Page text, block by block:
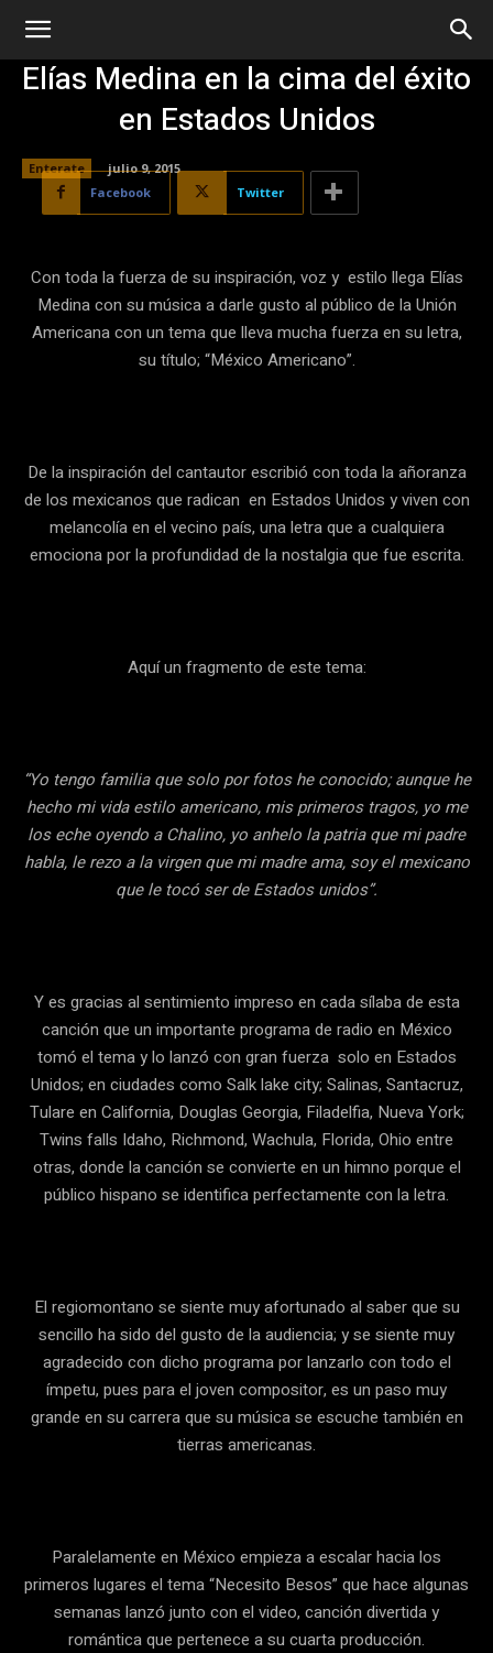
Elías Medina en la cima del éxito
en Estados Unidos
Enterate
julio 9, 2015
Facebook
Twitter
Con toda la fuerza de su inspiración, voz y estilo llega Elías
Medina con su música a darle gusto al público de la Unión
Americana con un tema que lleva mucha fuerza en su letra,
su título; “México Americano”.
De la inspiración del cantautor escribió con toda la añoranza
de los mexicanos que radican en Estados Unidos y viven con
melancolía en el vecino país, una letra que a cualquiera
emociona por la profundidad de la nostalgia que fue escrita.
Aquí un fragmento de este tema:
“Yo tengo familia que solo por fotos he conocido; aunque he
hecho mi vida estilo americano, mis primeros tragos, yo me
los eche oyendo a Chalino, yo anhelo la patria que mi padre
habla, le rezo a la virgen que mi madre ama, soy el mexicano
que le tocó ser de Estados unidos”.
Y es gracias al sentimiento impreso en cada sílaba de esta
canción que un importante programa de radio en México
tomó el tema y lo lanzó con gran fuerza solo en Estados
Unidos; en ciudades como Salk lake city; Salinas, Santacruz,
Tulare en California, Douglas Georgia, Filadelfia, Nueva York;
Twins falls Idaho, Richmond, Wachula, Florida, Ohio entre
otras, donde la canción se convierte en un himno porque el
público hispano se identifica perfectamente con la letra.
El regiomontano se siente muy afortunado al saber que su
sencillo ha sido del gusto de la audiencia; y se siente muy
agradecido con dicho programa por lanzarlo con todo el
ímpetu, pues para el joven compositor, es un paso muy
grande en su carrera que su música se escuche también en
tierras americanas.
Paralelamente en México empieza a escalar hacia los
primeros lugares el tema “Necesito Besos” que hace algunas
semanas lanzó junto con el video, canción divertida y
romántica que pertenece a su cuarta producción.